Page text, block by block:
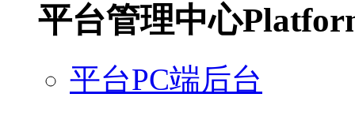
平台管理中心
平台PC端后台